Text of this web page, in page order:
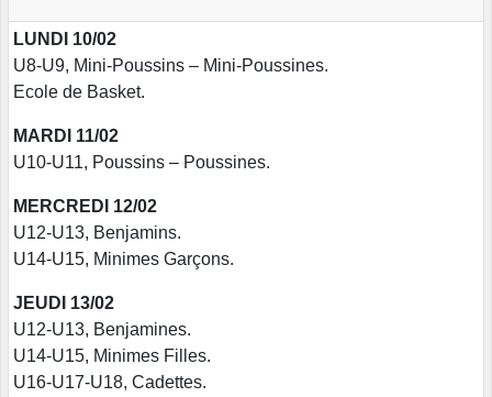
LUNDI 10/02
U8-U9, Mini-Poussins – Mini-Poussines.
Ecole de Basket.
MARDI 11/02
U10-U11, Poussins – Poussines.
MERCREDI 12/02
U12-U13, Benjamins.
U14-U15, Minimes Garçons.
JEUDI 13/02
U12-U13, Benjamines.
U14-U15, Minimes Filles.
U16-U17-U18, Cadettes.